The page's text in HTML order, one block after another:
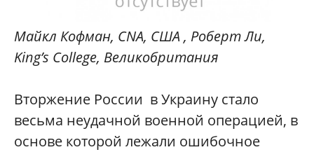
Майкл Кофман, CNA, США , Роберт Ли,
King’s College, Великобритания
Вторжение России в Украину стало
весьма неудачной военной операцией, в
основе которой лежали ошибочное